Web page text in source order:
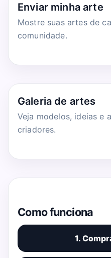
Enviar minha arte
Mostre suas artes de
comunidade.
Galeria de artes
Veja modelos, ideias e
criadores.
Como funciona
1.